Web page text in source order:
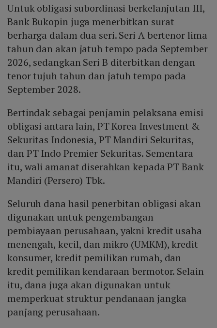
Untuk obligasi subordinasi berkelanjutan III,
Bank Bukopin juga menerbitkan surat
berharga dalam dua seri. Seri A bertenor lima
tahun dan akan jatuh tempo pada September
2026, sedangkan Seri B diterbitkan dengan
tenor tujuh tahun dan jatuh tempo pada
September 2028.
Bertindak sebagai penjamin pelaksana emisi
obligasi antara lain, PT Korea Investment &
Sekuritas Indonesia, PT Mandiri Sekuritas,
dan PT Indo Premier Sekuritas. Sementara
itu, wali amanat diserahkan kepada PT Bank
Mandiri (Persero) Tbk.
Seluruh dana hasil penerbitan obligasi akan
digunakan untuk pengembangan
pembiayaan perusahaan, yakni kredit usaha
menengah, kecil, dan mikro (UMKM), kredit
konsumer, kredit pemilikan rumah, dan
kredit pemilikan kendaraan bermotor. Selain
itu, dana juga akan digunakan untuk
memperkuat struktur pendanaan jangka
panjang perusahaan.